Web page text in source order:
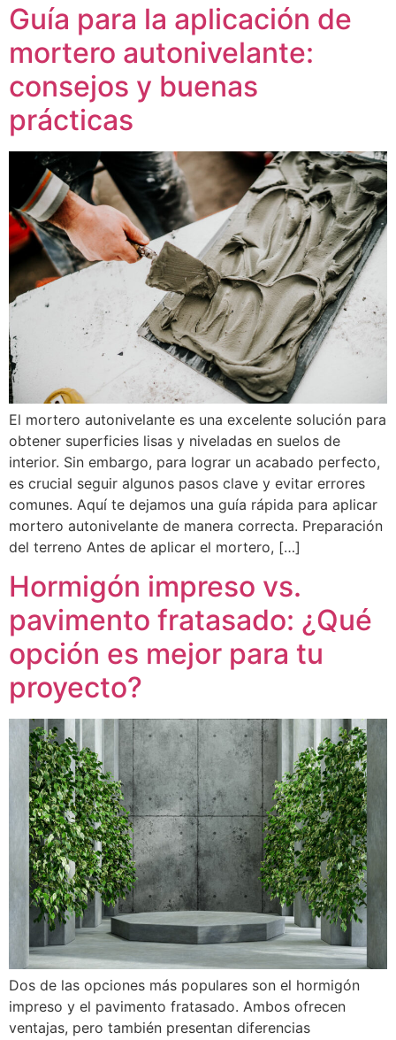
Guía para la aplicación de
mortero autonivelante:
consejos y buenas
prácticas
El mortero autonivelante es una excelente solución para
obtener superficies lisas y niveladas en suelos de
interior. Sin embargo, para lograr un acabado perfecto,
es crucial seguir algunos pasos clave y evitar errores
comunes. Aquí te dejamos una guía rápida para aplicar
mortero autonivelante de manera correcta. Preparación
del terreno Antes de aplicar el mortero, […]
Hormigón impreso vs.
pavimento fratasado: ¿Qué
opción es mejor para tu
proyecto?
Dos de las opciones más populares son el hormigón
impreso y el pavimento fratasado. Ambos ofrecen
ventajas, pero también presentan diferencias